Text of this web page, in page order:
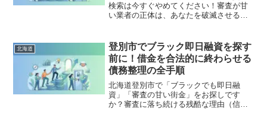
検索は今すぐやめてください！審査が甘
い業者の正体は、あなたを破滅させる闇
妹背牛町で違法業者を避け、借金地獄か
ら抜け出した方々の実体験と確実な解決
策を完全公開。
北海道
登別市でブラック即日融資を探す
前に！借金を合法的に終わらせる
債務整理の全手順
北海道登別市で「ブラックでも即日融
資」「審査の甘い街金」をお探しです
か？審査に落ち続ける残酷な理由（信用